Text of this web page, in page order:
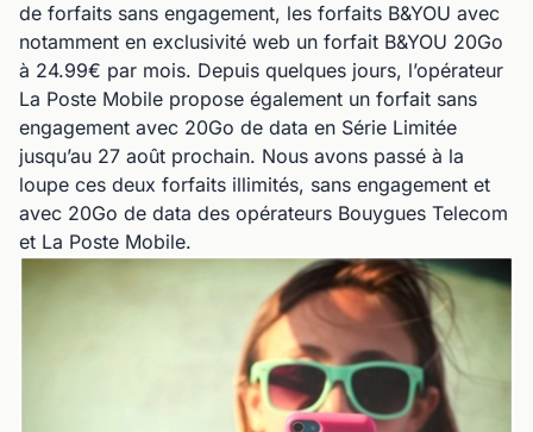
de forfaits sans engagement, les forfaits B&YOU avec
notamment en exclusivité web un forfait B&YOU 20Go
à 24.99€ par mois. Depuis quelques jours, l’opérateur
La Poste Mobile propose également un forfait sans
engagement avec 20Go de data en Série Limitée
jusqu’au 27 août prochain. Nous avons passé à la
loupe ces deux forfaits illimités, sans engagement et
avec 20Go de data des opérateurs Bouygues Telecom
et La Poste Mobile.